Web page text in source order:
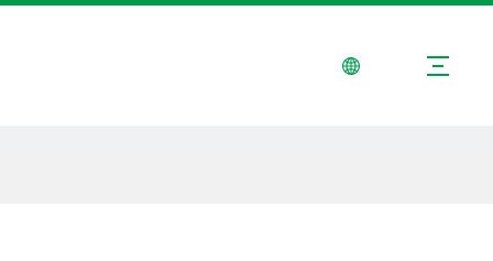
СВЯЗАТЬСЯ С НАМИ